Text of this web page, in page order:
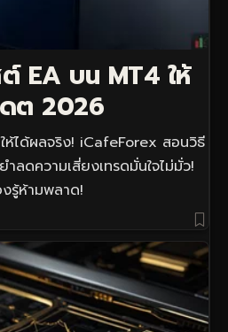
EA บน MT4 ให้
ต 2026
ได้ผลจริง! iCafeForex สอนวิธี
ดความเสี่ยงเทรดมั่นใจไม่มั่ว!
รู้ห้ามพลาด!